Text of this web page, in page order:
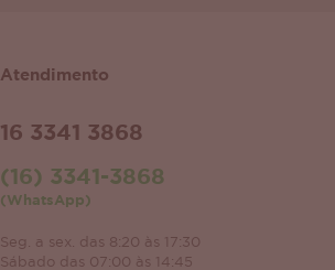
Atendimento
16 3341 3868
(16) 3341-3868
(WhatsApp)
Seg. a sex. das 8:20 às 17:30
Sábado das 07:00 às 14:45